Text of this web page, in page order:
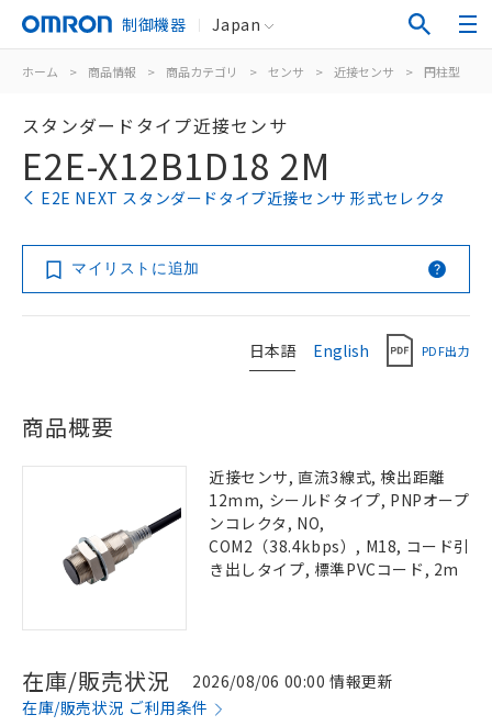
制御機器 Japan
ホーム > 商品情報 > 商品カテゴリ > センサ > 近接センサ > 円柱型
スタンダードタイプ近接センサ
E2E-X12B1D18 2M
E2E NEXT スタンダードタイプ近接センサ 形式セレクタ
マイリストに追加
日本語 English PDF出力
商品概要
近接センサ, 直流3線式, 検出距離
12mm, シールドタイプ, PNPオープ
ンコレクタ, NO,
COM2（38.4kbps）, M18, コード引
き出しタイプ, 標準PVCコード, 2m
在庫/販売状況
2026/08/06 00:00 情報更新
在庫/販売状況 ご利用条件